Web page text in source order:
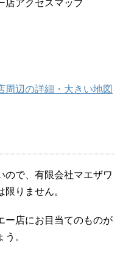
周辺の詳細・大きい地図
ので、有限会社マエザワ
りません。
ー店にお目当てのものが
。